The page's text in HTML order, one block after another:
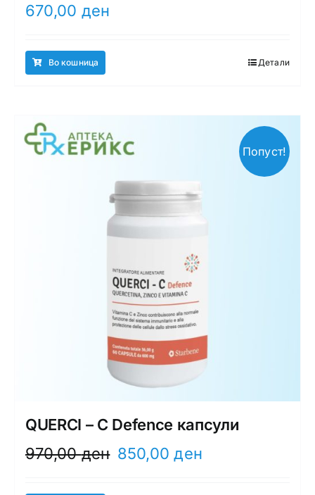
670,00 ден
Во кошница Детали
Попуст!
QUERCI – C Defence капсули
970,00ден
Original
850,00ден